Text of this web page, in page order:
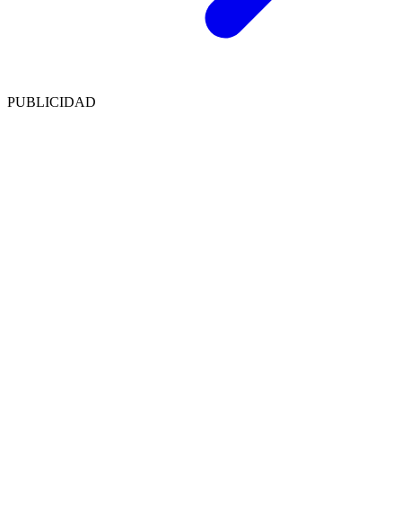
PUBLICIDAD